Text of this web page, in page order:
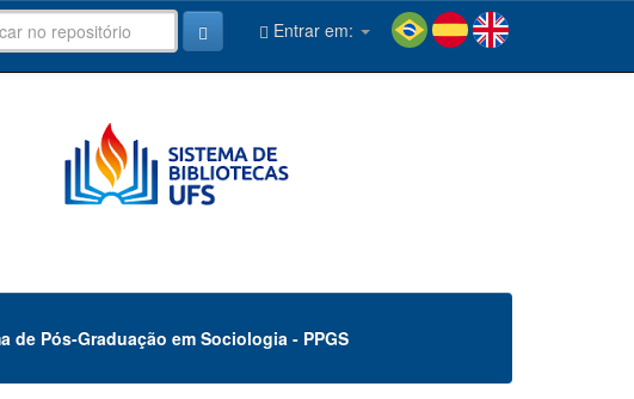
Entrar em:
de Pós-Graduação em Sociologia - PPGS